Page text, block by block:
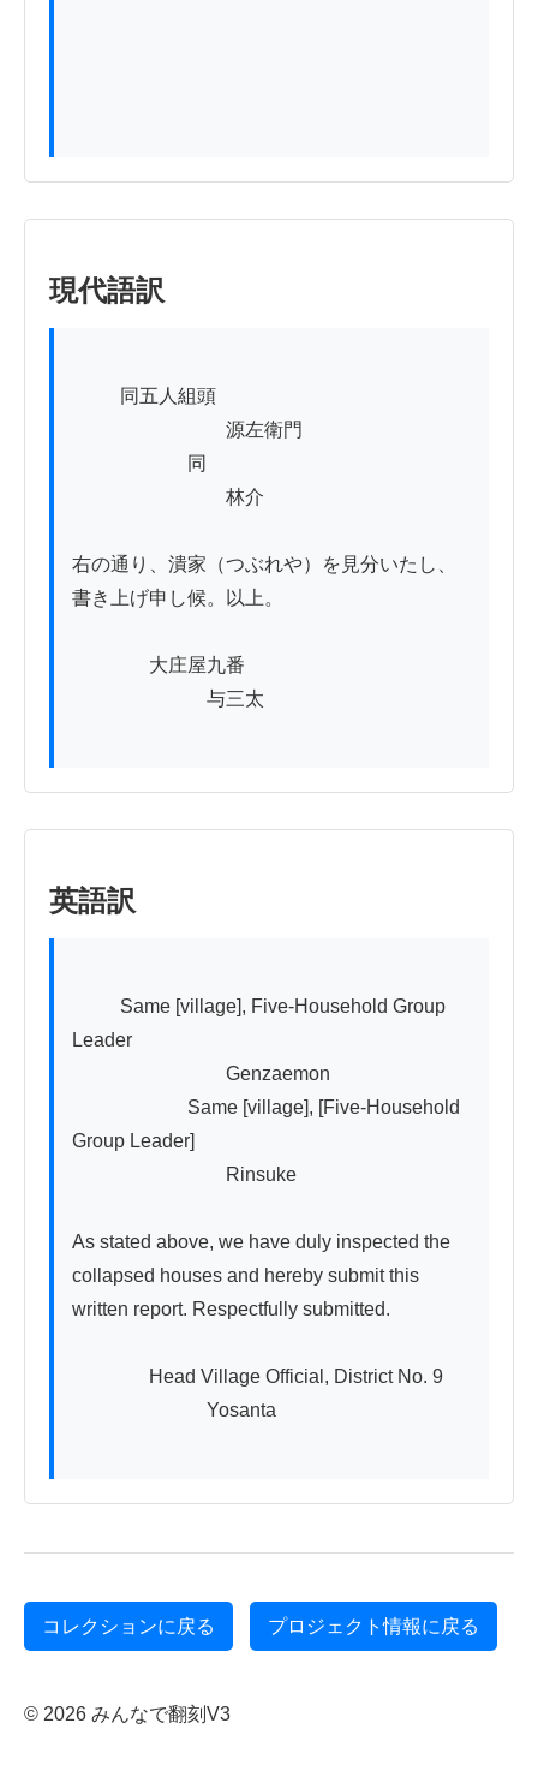
現代語訳
源左衛門
同
林介
右の通り、潰家（つぶれや）を見分いたし、
書き上げ申し候。以上。
大庄屋九番
与三太
英語訳
Leader
Genzaemon
Same [village], [Five-Household
Group Leader]
Rinsuke
As stated above, we have duly inspected the
collapsed houses and hereby submit this
written report. Respectfully submitted.
Head Village Official, District No. 9
Yosanta
コレクションに戻る プロジェクト情報に戻る
© 2026 みんなで翻刻V3